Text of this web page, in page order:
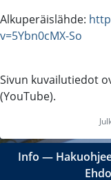
Alkuperäislähde:
v=5Ybn0cMX-So
Sivun kuvailutiedot
(YouTube).
Info ―